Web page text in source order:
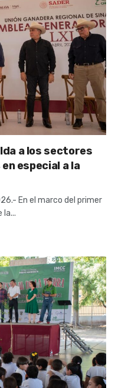
a los sectores
especial a la
En el marco del primer
la...